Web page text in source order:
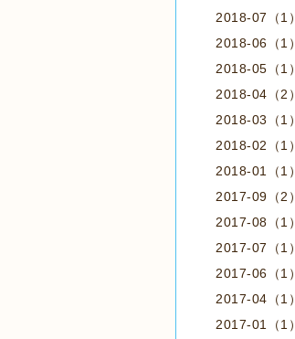
2018-07（1）
2018-06（1）
2018-05（1）
2018-04（2）
2018-03（1）
2018-02（1）
2018-01（1）
2017-09（2）
2017-08（1）
2017-07（1）
2017-06（1）
2017-04（1）
2017-01（1）